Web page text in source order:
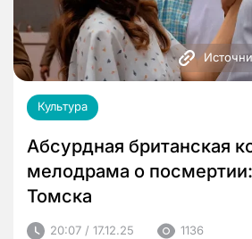
Культура
Абсурдная британская
мелодрама о
Томска
20:07 / 17.12.25 1136